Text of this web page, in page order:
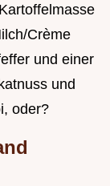
Crème
und einer
und
oder?